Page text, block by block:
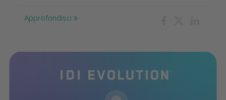
Approfondisci